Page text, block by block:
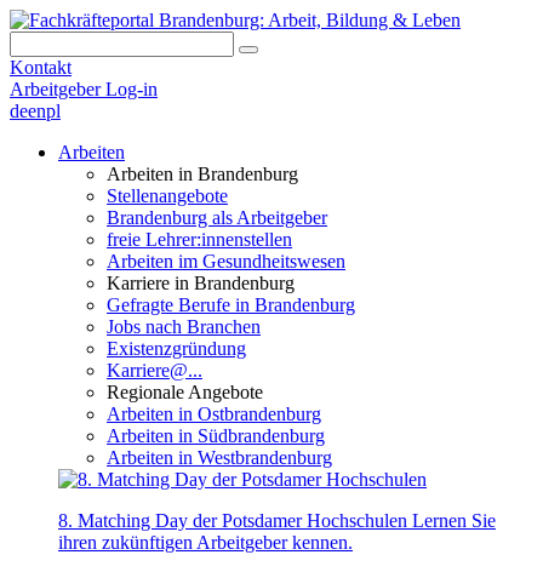
Kontakt
Arbeitgeber Log-in
deenpl
Arbeiten
Arbeiten in Brandenburg
Stellenangebote
Brandenburg als Arbeitgeber
freie Lehrer:innenstellen
Arbeiten im Gesundheitswesen
Karriere in Brandenburg
Gefragte Berufe in Brandenburg
Jobs nach Branchen
Existenzgründung
Karriere@...
Regionale Angebote
Arbeiten in Ostbrandenburg
Arbeiten in Südbrandenburg
Arbeiten in Westbrandenburg
8. Matching Day der Potsdamer Hochschulen Lernen Sie
ihren zukünftigen Arbeitgeber kennen.